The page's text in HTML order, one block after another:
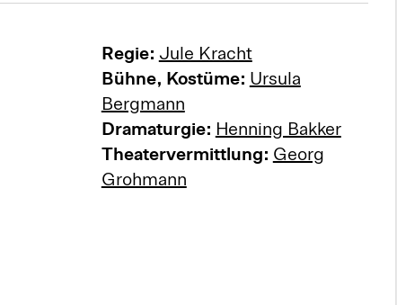
Regie: Jule Kracht
Bühne, Kostüme: Ursula
Bergmann
Dramaturgie: Henning Bakker
Theatervermittlung: Georg
Grohmann